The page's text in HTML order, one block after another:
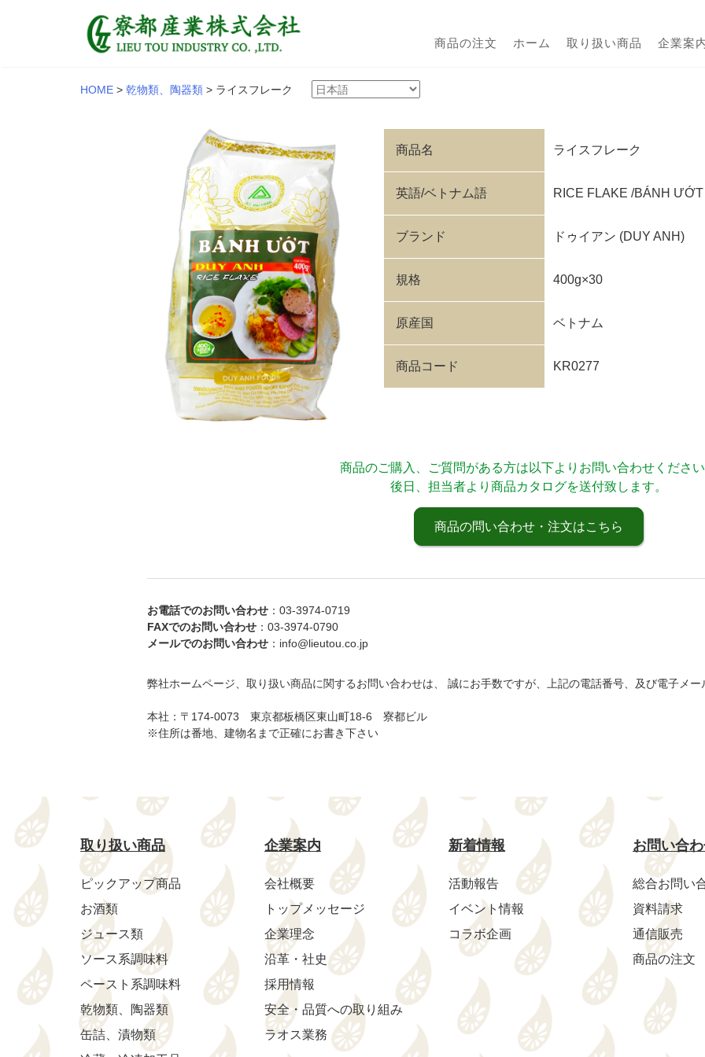
商品の注文 ホーム 取り扱い商品 企業案
HOME > 乾物類、陶器類 > ライスフレーク
商品名 ライスフレーク
英語/ベトナム語 RICE FLAKE /BÁNH ƯỚT
ブランド ドゥイアン (DUY ANH)
規格 400g×30
原産国 ベトナム
商品コード KR0277
商品のご購入、ご質問がある方は以下よりお問い合わせください
後日、担当者より商品カタログを送付致します。
商品の問い合わせ・注文はこちら
お電話でのお問い合わせ ：03-3974-0719
FAXでのお問い合わせ ：03-3974-0790
メールでのお問い合わせ ：info@lieutou.co.jp
弊社ホームページ、取り扱い商品に関するお問い合わせは、 誠にお手数ですが、上記の電話番号、及び電子メー
本社：〒174-0073 東京都板橋区東山町18-6 寮都ビル
※住所は番地、建物名まで正確にお書き下さい
取り扱い商品
ピックアップ商品
お酒類
ジュース類
ソース系調味料
ペースト系調味料
乾物類、陶器類
缶詰、漬物類
企業案内
会社概要
トップメッセージ
企業理念
沿革・社史
採用情報
安全・品質への取り組み
ラオス業務
新着情報
活動報告
イベント情報
コラボ企画
お問い合
総合お問い
資料請求
通信販売
商品の注文